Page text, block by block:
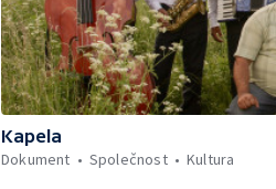
Kapela
Dokument
Společnost Kultura